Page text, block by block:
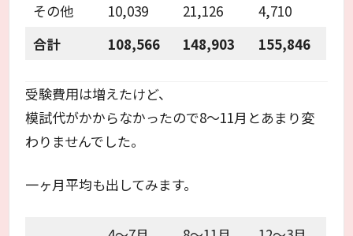
その他
10,039 21,126
4,710
合計
108,566 148,903 155,846
受験費用は増えたけど、
模試代がかからなかったので8～11月とあまり変
わりませんでした。
一ヶ月平均も出してみます。